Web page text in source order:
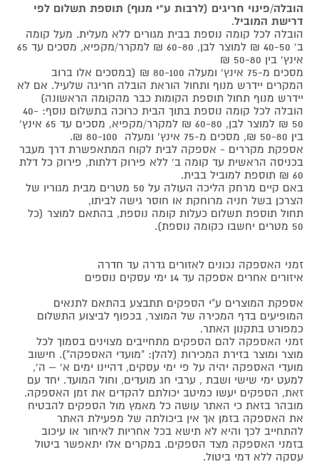
הובלה/פינוי חריגים (לרבות ע"י מנוף) תוספת תשלום לפי
דרישת המוביל.
הובלה לכל קומה נוספת בבית מגורים ללא מעלית. מעל קומה
ב' 40-50 ₪ למוצר לבן, 60-80 ₪ למקרר/מקפיא, מסכים עד 65
אינץ' בין 50-80 ₪
מסכים מ-75 אינץ' ומעלה 80-100 ₪ (במסכים אלו ברוב
המקרים יידרש מנוף ותחול הוראת הובלה חריגה שלעיל. אם לא
יידרש מנוף תחול תוספת הקומות כבר מהקומה הראשונה)
הובלה לכל קומה נוספת בתוך הבית כרוכה בתשלום נוסף: 40-
50 ₪ למוצר לבן, 60-80 ₪ למקרר/מקפיא, מסכים עד 65 אינץ'
בין 50-80 ₪, מסכים מ-75 אינץ' ומעלה 80-100 ₪.
אספקת מקררים - אספקה לבית לקוח המתאפשרת דרך מעבר
בכניסה הראשית עד קומה ב' ללא פירוק דלתות, פירוק כל דלת
60 ₪ תוספת למוביל בבית.
באם קיים מרחק הליכה העולה על 50 מטרים מבית מגוריו של
הצרכן בשל חניה מרוחקת או חוסר גישה לביתו,
תחול תוספת תשלום כעלות קומה נוספת, בהתאם למוצר (כל
50 מטרים יחשבו כקומה נוספת).
זמני האספקה נכונים לאזורים גדרה עד חדרה
איזורים אחרים אספקה עד 14 ימי עסקים נוספים
אספקת המוצרים ע"י הספקים תתבצע בהתאם לתנאים
המופיעים בדף המכירה של המוצר, בכפוף לביצוע התשלום
כמפורט בתקנון האתר.
זמני האספקה להם הספקים מתחייבים מצוינים בסמוך לכל
מוצר ומוצר בזירת המכירות (להלן: "מועדי האספקה"). חישוב
מועדי האספקה יהיה על פי ימי עסקים, דהיינו ימים א' – ה',
למעט ימי שישי ושבת , ערבי חג מועדים, וחול המועד. יחד עם
זאת, הספקים יעשו כמיטב יכולתם להקדים את זמן האספקה.
מובהר בזאת כי האתר עושה כל מאמץ מול הספקים להבטיח
את האספקה בזמן אך אין ביכולתה של מפעילת האתר
להתחייב לכך והיא לא תישא בכל אחריות לאיחור או עיכוב
בזמני האספקה מצד הספקים. במקרים אלו יתאפשר ביטול
עסקה ללא דמי ביטול.